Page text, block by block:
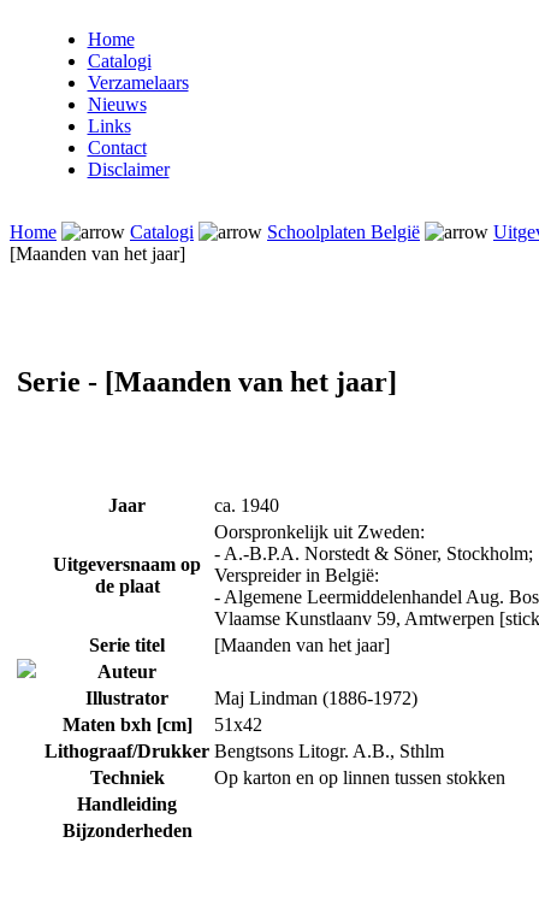
Home
Catalogi
Verzamelaars
Nieuws
Links
Contact
Disclaimer
Home Catalogi Schoolplaten België
[Maanden van het jaar]
Serie - [Maanden van het jaar]
Jaar ca. 1940
Uitgeversnaam op
de plaat
Oorspronkelijk uit Zweden:
- A.-B.P.A. Norstedt & Söner, Stockholm;
Verspreider in België:
- Algemene Leermiddelenhandel Aug.
Vlaamse Kunstlaanv 59, Amtwerpen
Serie titel
[Maanden van het jaar]
Auteur
Illustrator
Maj Lindman (1886-1972)
Maten bxh [cm]
51x42
Lithograaf/Drukker Bengtsons Litogr. A.B., Sthlm
Techniek
Op karton en op linnen tussen stokken
Handleiding
Bijzonderheden